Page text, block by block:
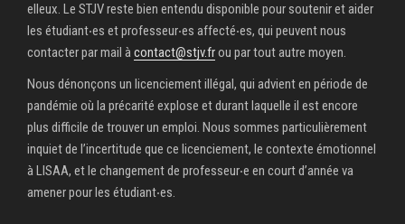
elleux. Le STJV reste bien entendu disponible pour soutenir et aider
les étudiant‧es et professeur‧es affecté‧es, qui peuvent nous
contacter par mail àcontact@stjv.frou par tout autre moyen.
Nous dénonçons un licenciement illégal, qui advient en période de
pandémie où la précarité explose et durant laquelle il est encore
plus difficile de trouver un emploi. Nous sommes particulièrement
inquiet de l’incertitude que ce licenciement, le contexte émotionnel
à LISAA, et le changement de professeur‧e en court d’année va
amener pour les étudiant‧es.